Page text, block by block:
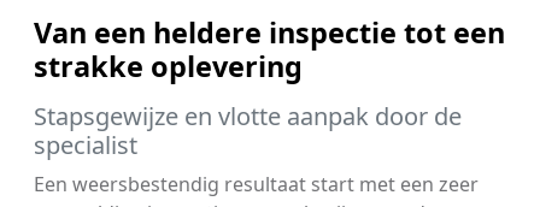
Van een heldere inspectie tot een
strakke oplevering
Stapsgewijze en vlotte aanpak door de
specialist
Een weersbestendig resultaat start met een zeer